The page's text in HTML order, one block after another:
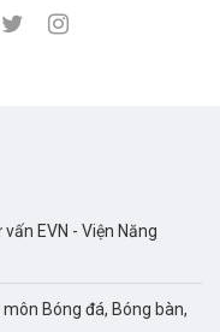
EVN - Viện Năng
môn Bóng đá, Bóng bàn,